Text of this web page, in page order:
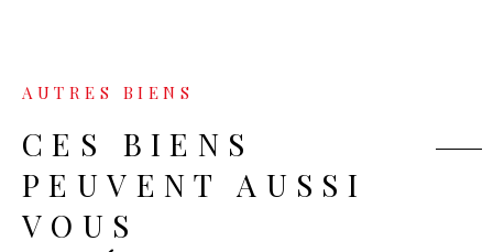
AUTRES BIENS
CES BIENS
PEUVENT AUSSI
VOUS